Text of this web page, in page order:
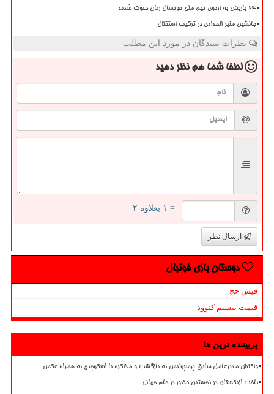
۲۴ بازیکن به اردوی تیم ملی فوتسال زنان دعوت شدند
جانشین منیر الحدادی در ترکیب استقلال
نظرات بینندگان در مورد این مطلب
لطفا شما همنظر دهید
= ۱ بعلاوه ۲
ارسال نظر
دوستان بازی فوتبال
فیش حج
قیمت بیسیم کنوود
پربیننده ترین ها
واکنش مدیرعامل سابق پرسپولیس به بازگشت و مذاکره با اسکوچیچ به همراه عکس
باخت ازبکستان در نخستین حضور در جام جهانی